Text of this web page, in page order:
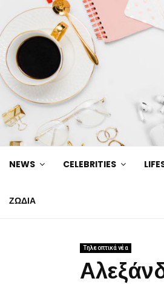
NEWS CELEBRITIES
ΖΩΔΙΑ
Τηλεοπτικά νέα